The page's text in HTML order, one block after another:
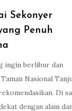
Sekonyer
Penuh
ingin berlibur dan
Nasional
Di
dengan alam